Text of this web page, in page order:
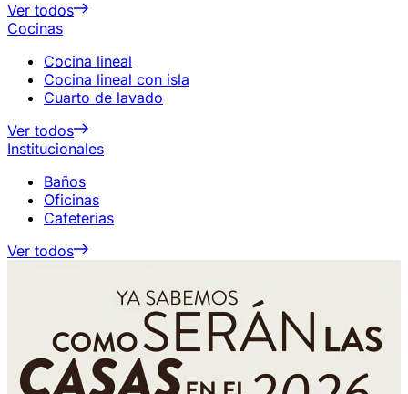
Ver todos
Cocinas
Cocina lineal
Cocina lineal con isla
Cuarto de lavado
Ver todos
Institucionales
Baños
Oficinas
Cafeterias
Ver todos